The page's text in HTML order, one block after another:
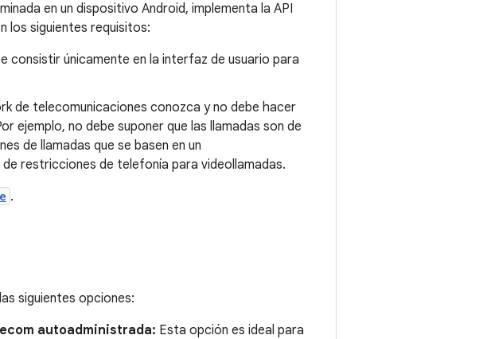
en un dispositivo Android, implementa la API
los siguientes requisitos:
consistir únicamente en la interfaz de usuario para
de telecomunicaciones conozca y no debe hacer
ejemplo, no debe suponer que las llamadas son de
de llamadas que se basen en un
restricciones de telefonía para videollamadas.
.
siguientes opciones:
autoadministrada: Esta opción es ideal para